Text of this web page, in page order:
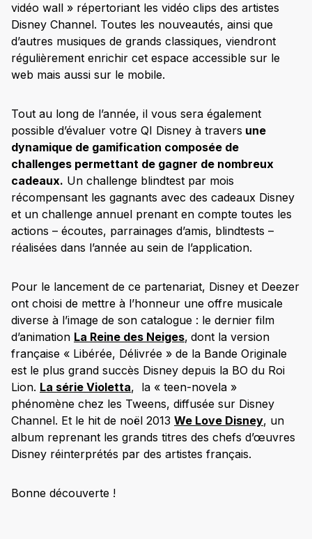
vidéo wall » répertoriant les vidéo clips des artistes
Disney Channel. Toutes les nouveautés, ainsi que
d’autres musiques de grands classiques, viendront
régulièrement enrichir cet espace accessible sur le
web mais aussi sur le mobile.
Tout au long de l’année, il vous sera également
possible d’évaluer votre QI Disney à travers une
dynamique de gamification composée de
challenges permettant de gagner de nombreux
cadeaux. Un challenge blindtest par mois
récompensant les gagnants avec des cadeaux Disney
et un challenge annuel prenant en compte toutes les
actions – écoutes, parrainages d’amis, blindtests –
réalisées dans l’année au sein de l’application.
Pour le lancement de ce partenariat, Disney et Deezer
ont choisi de mettre à l’honneur une offre musicale
diverse à l’image de son catalogue : le dernier film
d’animation La Reine des Neiges, dont la version
française « Libérée, Délivrée » de la Bande Originale
est le plus grand succès Disney depuis la BO du Roi
Lion. La série Violetta, la « teen-novela »
phénomène chez les Tweens, diffusée sur Disney
Channel. Et le hit de noël 2013 We Love Disney, un
album reprenant les grands titres des chefs d’œuvres
Disney réinterprétés par des artistes français.
Bonne découverte !